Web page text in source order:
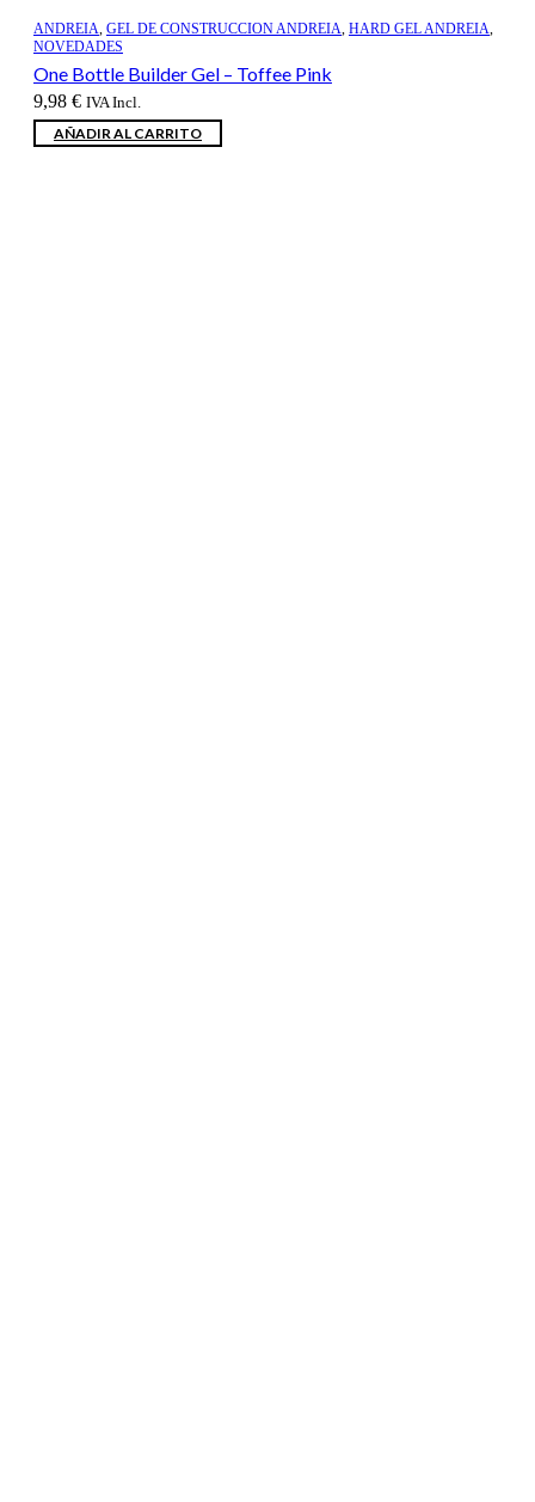
ANDREIA, GEL DE CONSTRUCCION ANDREIA, HARD GEL ANDREIA,
NOVEDADES
One Bottle Builder Gel – Toffee Pink
9,98 € IVA Incl.
AÑADIR AL CARRITO